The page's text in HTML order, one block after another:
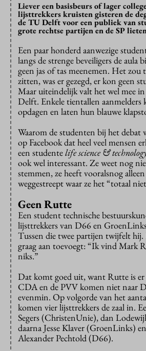
Liever een basisbeurs of lager
lijsttrekkers kruisten gisteren de
de TU Delft voor een publiek van
grote rechtse partijen en de SP
Een paar honderd aanwezige
langs de strenge beveiligers de aula
geen jas of tas meenemen. Het
zitten, was er gezegd, er kon geen
Maar uiteindelijk valt het wel mee
Delft. Enkele tientallen aanmelders
opdagen en laten hun blauwe
Waarom de studenten bij het debat
op Facebook dat heel veel mensen
een studentelife science &
ook wel interessant. Ze weet nog
stemmen, ze heeft vooralsnog
weggestreept waar ze het “totaal
Geen Rutte
Een student technische
lijsttrekkers van D66 en
Tussen die twee partijen twijfelt hij.
graag aan toevoegt: “Ik vind Mark
niks.”
Dat komt goed uit, want Rutte is
CDA en de PVV komen niet naar
evenmin. Op volgorde van het
komen vier lijsttrekkers de zaal in.
Segers (ChristenUnie), dan
daarna Jesse Klaver (GroenLinks)
Alexander Pechtold (D66).